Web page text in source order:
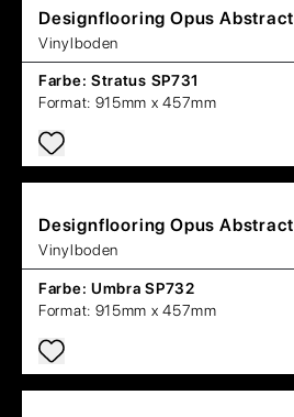
Designflooring Opus Abstract
Vinylboden
Farbe: Stratus SP731
Format: 915mm x 457mm
Designflooring Opus Abstract
Vinylboden
Farbe: Umbra SP732
Format: 915mm x 457mm